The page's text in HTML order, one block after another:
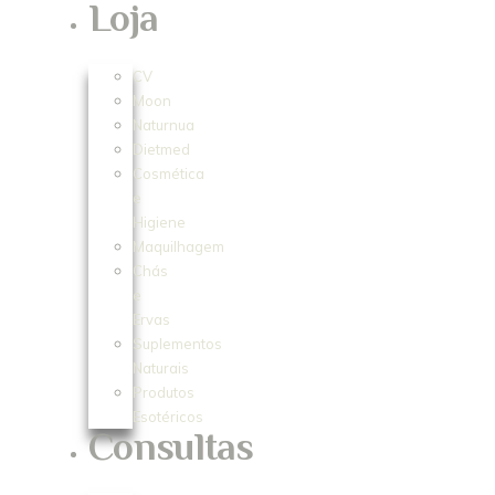
Loja
CV
Moon
Naturnua
Dietmed
Cosmética
e
Higiene
Maquilhagem
Chás
e
Ervas
Suplementos
Naturais
Produtos
Esotéricos
Consultas